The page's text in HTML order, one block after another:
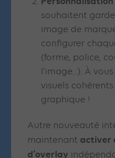
souhaitent
image de
configurer
(forme, police,
l’image…). À
visuels
graphique !
Autre nouveauté
maintenant activer
d’overlay